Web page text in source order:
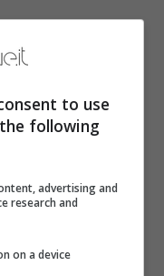
to use
following
advertising and
research and
on a device